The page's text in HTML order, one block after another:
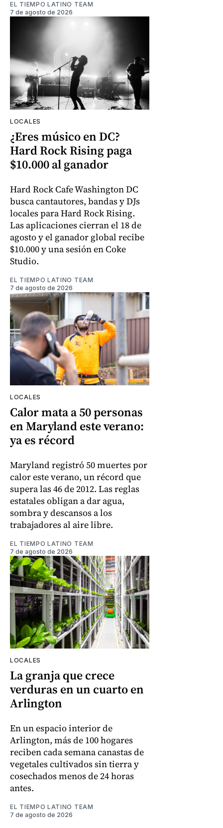
EL TIEMPO LATINO TEAM
7 de agosto de 2026
LOCALES
¿Eres músico en DC?
Hard Rock Rising paga
$10.000 al ganador
Hard Rock Cafe Washington DC
busca cantautores, bandas y DJs
locales para Hard Rock Rising.
Las aplicaciones cierran el 18 de
agosto y el ganador global recibe
$10.000 y una sesión en Coke
Studio.
EL TIEMPO LATINO TEAM
7 de agosto de 2026
LOCALES
Calor mata a 50 personas
en Maryland este verano:
ya es récord
Maryland registró 50 muertes por
calor este verano, un récord que
supera las 46 de 2012. Las reglas
estatales obligan a dar agua,
sombra y descansos a los
trabajadores al aire libre.
EL TIEMPO LATINO TEAM
7 de agosto de 2026
LOCALES
La granja que crece
verduras en un cuarto en
Arlington
En un espacio interior de
Arlington, más de 100 hogares
reciben cada semana canastas de
vegetales cultivados sin tierra y
cosechados menos de 24 horas
antes.
EL TIEMPO LATINO TEAM
7 de agosto de 2026